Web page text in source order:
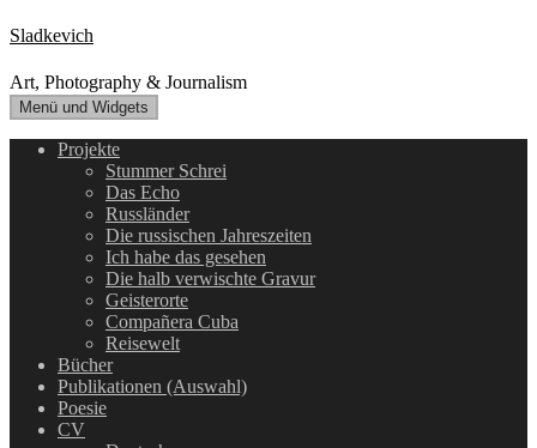
Zum
Inhalt
springen
Sladkevich
Art, Photography & Journalism
Menü und Widgets
Projekte
Stummer Schrei
Das Echo
Russländer
Die russischen Jahreszeiten
Ich habe das gesehen
Die halb verwischte Gravur
Geisterorte
Compañera Cuba
Reisewelt
Bücher
Publikationen (Auswahl)
Poesie
CV